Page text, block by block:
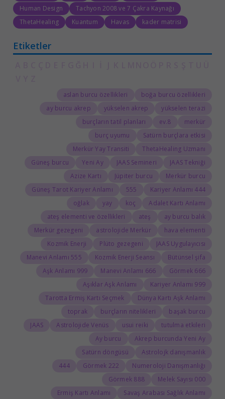
Human Design
Tachyon 2008 ve 7 Çakra Kaynağı
ThetaHealing
Kuantum Havas kader matrisi
Etiketler
boğa burcu özellikleri
aslan burcu özellikleri
yükselen terazi
yükselen akrep
ay burcu akrep
merkür
8.ev
burçların tatil planları
Satürn burçlara etkisi
burç uyumu
ThetaHealing Uzmanı
Merkür Yay Transiti
JAAS Tekniği
JAAS Semineri
Yeni Ay
Güneş burcu
Merkür burcu
Jüpiter burcu
Azize Kartı
444 Kariyer Anlamı
555
Güneş Tarot Kariyer Anlamı
Adalet Kartı Anlamı
koç
yay
oğlak
ay burcu balık
ateş
ateş elementi ve özellikleri
hava elementi
astrolojide Merkür
Merkür gezegeni
JAAS Uygulayıcısı
Plüto gezegeni
Kozmik Enerji
Bütünsel şifa
Kozmik Enerji Seansı
555 Manevi Anlamı
666 Görmek
666 Manevi Anlamı
999 Aşk Anlamı
999 Kariyer Anlamı
Aşıklar Aşk Anlamı
Dünya Kartı Aşk Anlamı
Tarotta Ermiş Kartı Seçmek
başak burcu
burçların nitelikleri
toprak
tutulma etkileri
usui reiki
Astrolojide Venüs
JAAS
Akrep burcunda Yeni Ay
Ay burcu
Astrolojk danışmanlık
Satürn döngüsü
Numeroloji Danışmanlığı
222 Görmek
444
000 Melek Sayısı
888 Görmek
Savaş Arabası Sağlık Anlamı
Ermiş Kartı Anlamı